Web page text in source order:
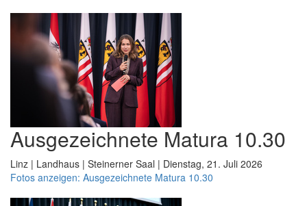
Ausgezeichnete Matura 10.30
Linz | Landhaus | Steinerner Saal | Dienstag, 21. Juli 2026
Fotos anzeigen: Ausgezeichnete Matura 10.30